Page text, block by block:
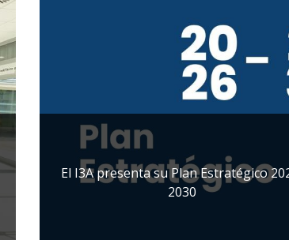
El I3A presenta su Plan Estratégico
2030